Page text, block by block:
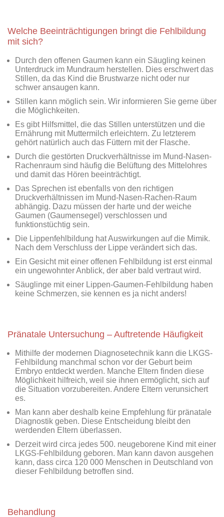
Welche Beeinträchtigungen bringt die Fehlbildung
mit sich?
Durch den offenen Gaumen kann ein Säugling keinen
Unterdruck im Mundraum herstellen. Dies erschwert das
Stillen, da das Kind die Brustwarze nicht oder nur
schwer ansaugen kann.
Stillen kann möglich sein. Wir informieren Sie gerne über
die Möglichkeiten.
Es gibt Hilfsmittel, die das Stillen unterstützen und die
Ernährung mit Muttermilch erleichtern. Zu letzterem
gehört natürlich auch das Füttern mit der Flasche.
Durch die gestörten Druckverhältnisse im Mund-Nasen-
Rachenraum sind häufig die Belüftung des Mittelohres
und damit das Hören beeinträchtigt.
Das Sprechen ist ebenfalls von den richtigen
Druckverhältnissen im Mund-Nasen-Rachen-Raum
abhängig. Dazu müssen der harte und der weiche
Gaumen (Gaumensegel) verschlossen und
funktionstüchtig sein.
Die Lippenfehlbildung hat Auswirkungen auf die Mimik.
Nach dem Verschluss der Lippe verändert sich das.
Ein Gesicht mit einer offenen Fehlbildung ist erst einmal
ein ungewohnter Anblick, der aber bald vertraut wird.
Säuglinge mit einer Lippen-Gaumen-Fehlbildung haben
keine Schmerzen, sie kennen es ja nicht anders!
Pränatale Untersuchung – Auftretende Häufigkeit
Mithilfe der modernen Diagnosetechnik kann die LKGS-
Fehlbildung manchmal schon vor der Geburt beim
Embryo entdeckt werden. Manche Eltern finden diese
Möglichkeit hilfreich, weil sie ihnen ermöglicht, sich auf
die Situation vorzubereiten. Andere Eltern verunsichert
es.
Man kann aber deshalb keine Empfehlung für pränatale
Diagnostik geben. Diese Entscheidung bleibt den
werdenden Eltern überlassen.
Derzeit wird circa jedes 500. neugeborene Kind mit einer
LKGS-Fehlbildung geboren. Man kann davon ausgehen
kann, dass circa 120 000 Menschen in Deutschland von
dieser Fehlbildung betroffen sind.
Behandlung